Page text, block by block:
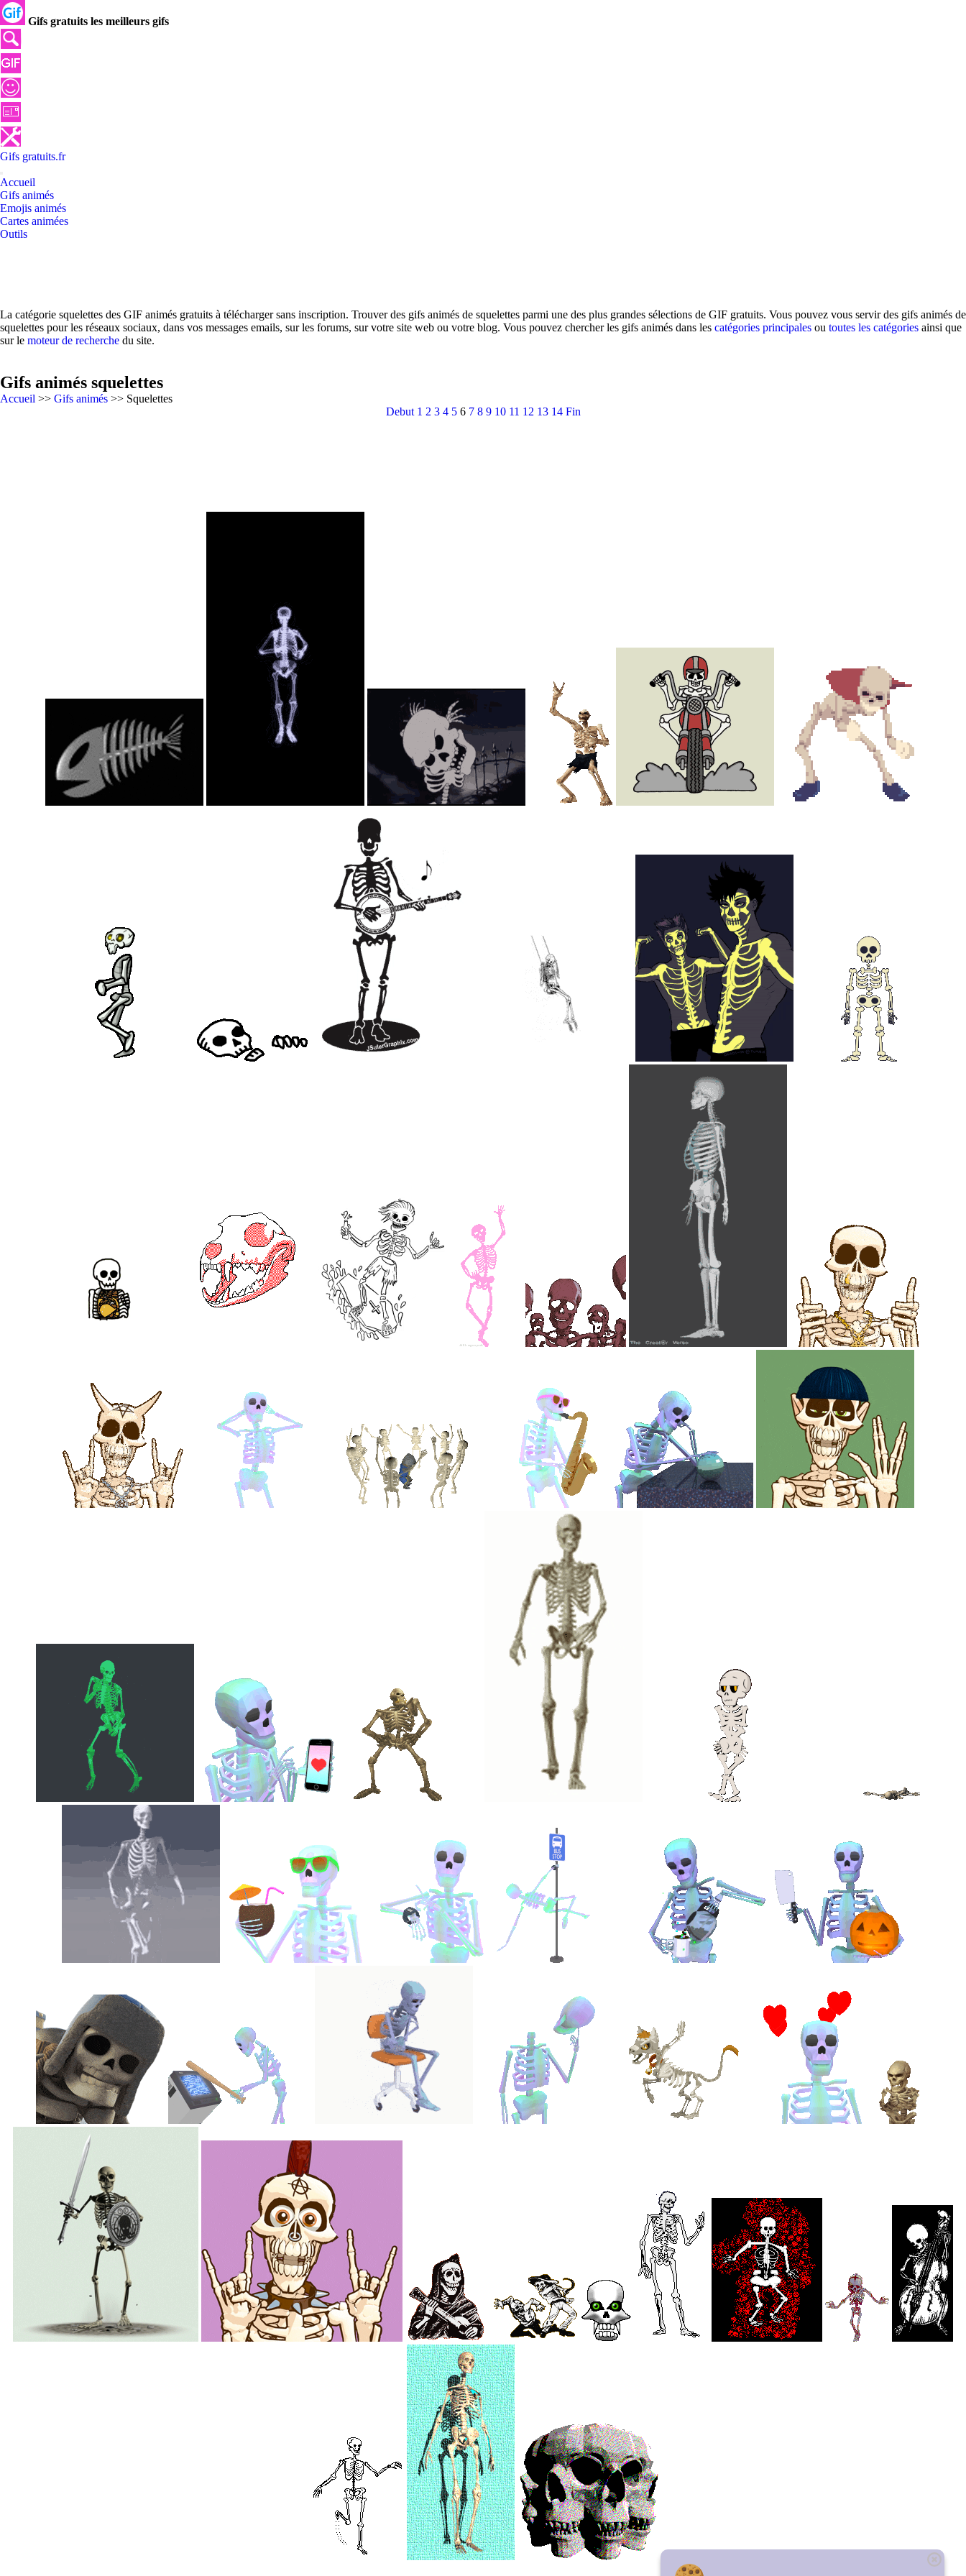
Gifs gratuits les meilleurs gifs
Gifs gratuits.fr
Accueil
Gifs animés
Emojis animés
Cartes animées
Outils
La catégorie squelettes des GIF animés gratuits à télécharger sans inscription. Trouver des gifs animés de squelettes parmi une des plus grandes sélections de GIF gratuits. Vous pouvez vous servir des gifs animés de
squelettes pour les réseaux sociaux, dans vos messages emails, sur les forums, sur votre site web ou votre blog. Vous pouvez chercher les gifs animés dans les catégories principales ou toutes les catégories ainsi que
sur le moteur de recherche du site.
Gifs animés squelettes
Accueil >> Gifs animés >> Squelettes
Debut 1 2 3 4 5 6 7 8 9 10 11 12 13 14 Fin